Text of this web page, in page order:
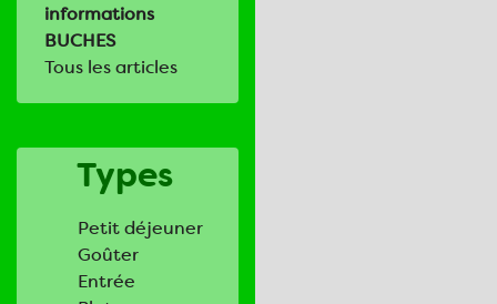
informations
BUCHES
Tous les articles
Types
Petit déjeuner
Goûter
Entrée